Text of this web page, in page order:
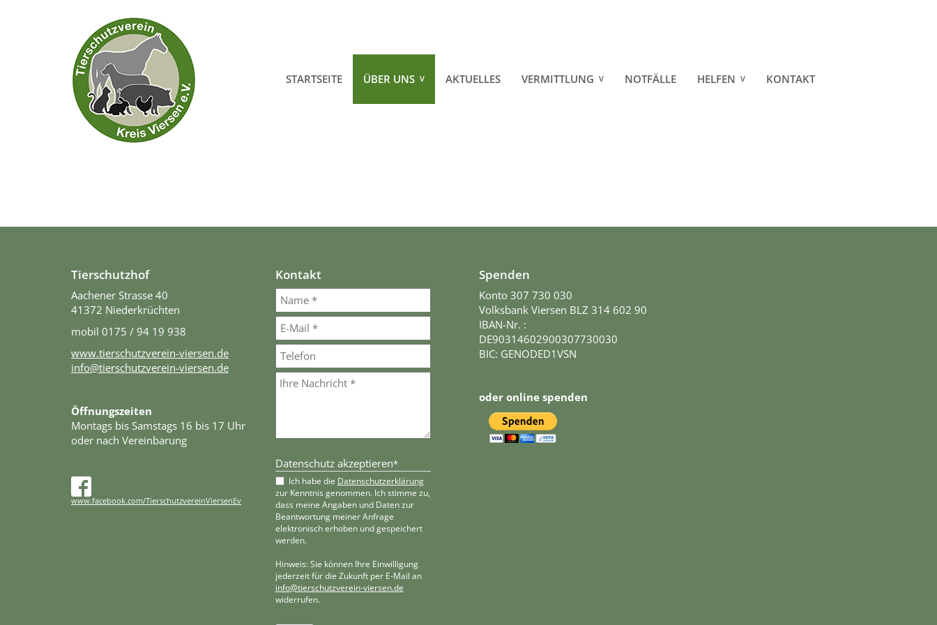
STARTSEITE ÜBER UNS AKTUELLES VERMITTLUNG
REGENBOGEN
NOTFÄLLE HELFEN KONTAKT
Tierschutzhof
Aachener Strasse 40
41372 Niederkrüchten
mobil 0175 / 94 19 938
www.tierschutzverein-viersen.de
info@tierschutzverein-viersen.de
Öffnungszeiten
Montags bis Samstags 16 bis 17 Uhr
oder nach Vereinbarung
www.facebook.com/TierschutzvereinViersenEv
Kontakt
Datenschutz akzeptieren*
Ich habe die Datenschutzerklärung
zur Kenntnis genommen. Ich stimme zu,
dass meine Angaben und Daten zur
Beantwortung meiner Anfrage
elektronisch erhoben und gespeichert
werden.
Hinweis: Sie können Ihre Einwilligung
jederzeit für die Zukunft per E-Mail an
info@tierschutzverein-viersen.de
widerrufen.
Spenden
Konto 307 730 030
Volksbank Viersen BLZ 314 602 90
IBAN-Nr. :
DE90314602900307730030
BIC: GENODED1VSN
oder online spenden